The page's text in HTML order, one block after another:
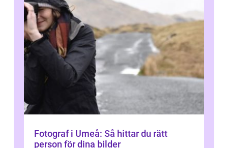
Fotograf i Umeå: Så hittar du rätt
person för dina bilder